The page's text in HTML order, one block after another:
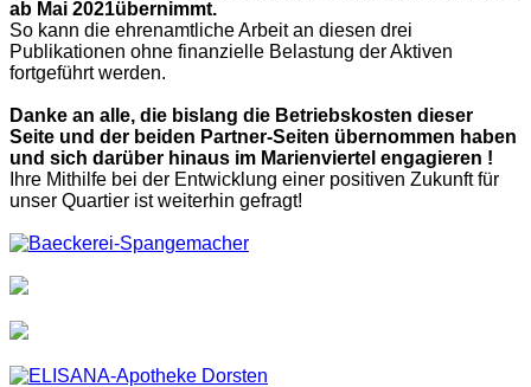
ab Mai 2021übernimmt.
So kann die ehrenamtliche Arbeit an diesen drei
Publikationen ohne finanzielle Belastung der Aktiven
fortgeführt werden.
Danke an alle, die bislang die Betriebskosten dieser
Seite und der beiden Partner-Seiten übernommen haben
und sich darüber hinaus im Marienviertel engagieren !
Ihre Mithilfe bei der Entwicklung einer positiven Zukunft für
unser Quartier ist weiterhin gefragt!